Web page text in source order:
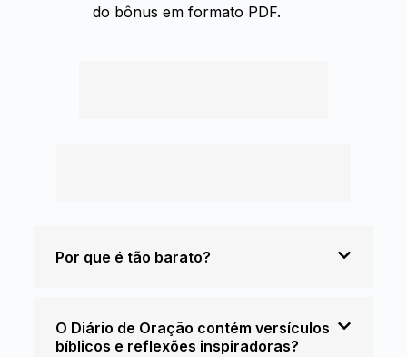
do bônus em formato PDF.
Por que é tão barato?
O Diário de Oração contém versículos
bíblicos e reflexões inspiradoras?